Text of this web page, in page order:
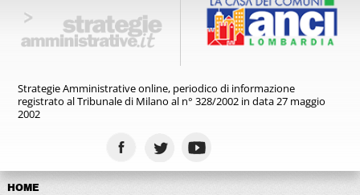
Strategie Amministrative online, periodico di informazione
registratoal Tribunale di Milano al n° 328/2002 in data 27 maggio
2002
HOME